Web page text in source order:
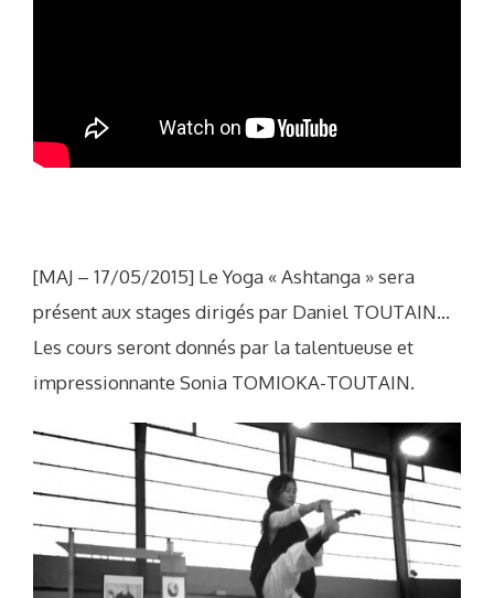
[MAJ – 17/05/2015] Le Yoga « Ashtanga » sera
présent aux stages dirigés par Daniel TOUTAIN…
Les cours seront donnés par la talentueuse et
impressionnante Sonia TOMIOKA-TOUTAIN.